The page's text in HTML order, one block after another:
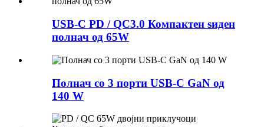
USB-C PD / QC3.0 Компактен ѕиден
полнач од 65W
Полнач со 3 порти USB-C GaN од
140 W